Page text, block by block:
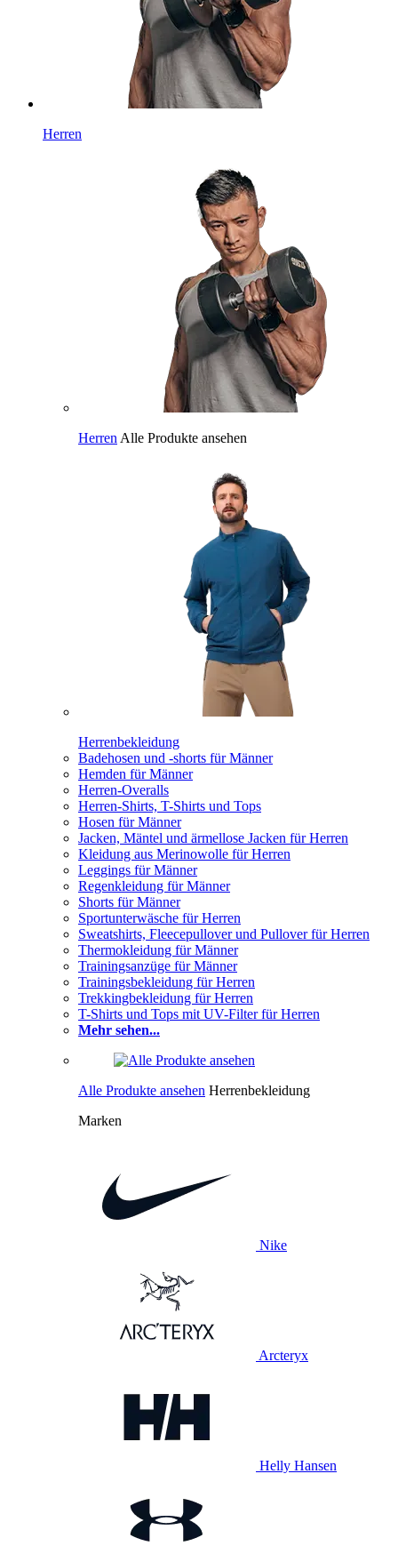
Herren
Herren Alle Produkte ansehen
Herrenbekleidung
Badehosen und -shorts für Männer
Hemden für Männer
Herren-Overalls
Herren-Shirts, T-Shirts und Tops
Hosen für Männer
Jacken, Mäntel und ärmellose Jacken für Herren
Kleidung aus Merinowolle für Herren
Leggings für Männer
Regenkleidung für Männer
Shorts für Männer
Sportunterwäsche für Herren
Sweatshirts, Fleecepullover und Pullover für Herren
Thermokleidung für Männer
Trainingsanzüge für Männer
Trainingsbekleidung für Herren
Trekkingbekleidung für Herren
T-Shirts und Tops mit UV-Filter für Herren
Mehr sehen...
Alle Produkte ansehen Herrenbekleidung
Marken
Nike
Arcteryx
Helly Hansen